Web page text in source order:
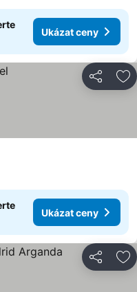
Ukázat ceny
Sdílet
Ukázat ceny
Sdílet